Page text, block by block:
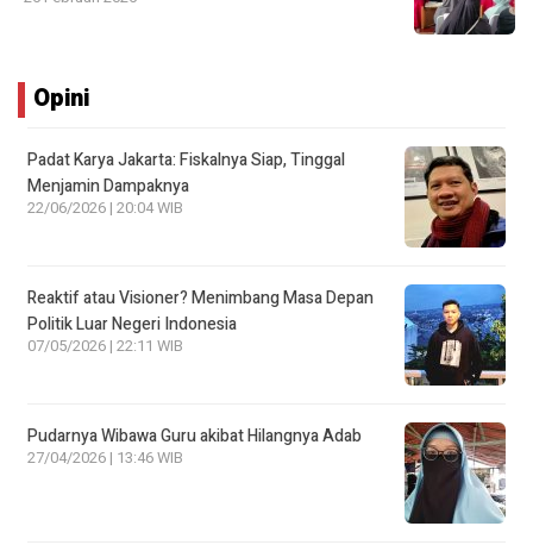
Opini
Padat Karya Jakarta: Fiskalnya Siap, Tinggal
Menjamin Dampaknya
22/06/2026 | 20:04 WIB
Reaktif atau Visioner? Menimbang Masa Depan
Politik Luar Negeri Indonesia
07/05/2026 | 22:11 WIB
Pudarnya Wibawa Guru akibat Hilangnya Adab
27/04/2026 | 13:46 WIB